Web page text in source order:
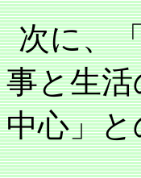
次に、
事と生
中心」